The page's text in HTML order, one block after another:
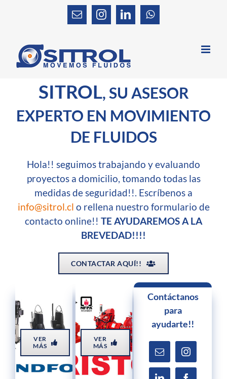
EmailInstagramLinkedInWhatsApp
SITROL, SU ASESOR
EXPERTO EN MOVIMIENTO
DE FLUIDOS
Hola!! seguimos trabajando y evaluando
proyectos a domicilio, tomando todas las
medidas de seguridad!!. Escríbenos a
info@sitrol.cl o rellena nuestro formulario de
contacto online!! TE AYUDAREMOS A LA
BREVEDAD!!!!
CONTACTAR AQUÍ!!
VER
MÁS
VER
MÁS
Contáctanos
para
ayudarte!!